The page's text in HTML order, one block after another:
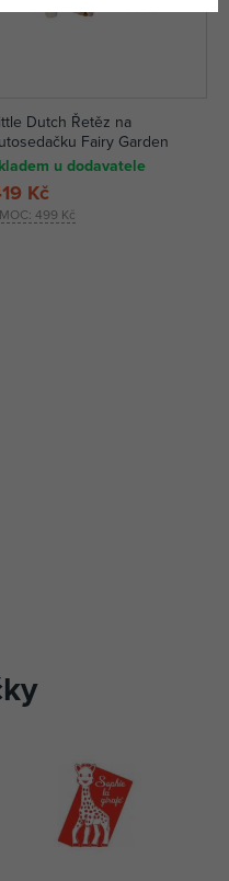
Dutch Řetěz na
Fairy Garden
u dodavatele
499 Kč
Kč